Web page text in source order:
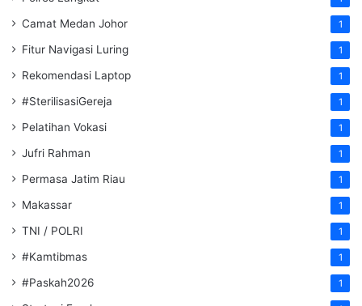
Camat Medan Johor 1
Fitur Navigasi Luring 1
Rekomendasi Laptop 1
#SterilisasiGereja 1
Pelatihan Vokasi 1
Jufri Rahman 1
Permasa Jatim Riau 1
Makassar 1
TNI / POLRI 1
#Kamtibmas 1
#Paskah2026 1